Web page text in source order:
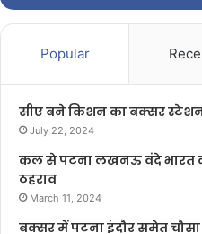
Popular
सीए बने किशन का बक्सर
July 22, 2024
कल से पटना लखनऊ वंदे भारत
ठहराव
March 11, 2024
बक्सर में पटना इंदौर समेत